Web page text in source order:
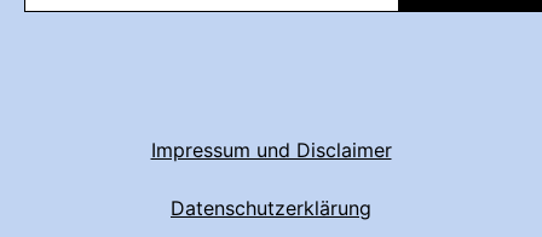
Impressum und Disclaimer
Datenschutzerklärung